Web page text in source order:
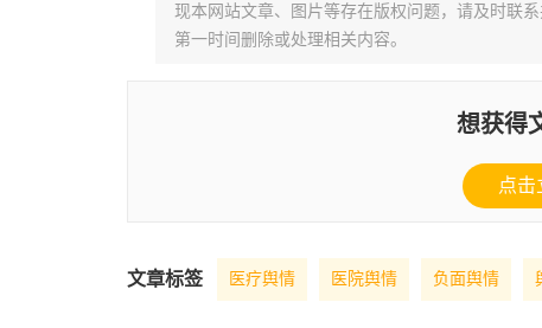
现本网站文章、图片等存在版权问题，请及时联系
第一时间删除或处理相关内容。
想获得
点击
文章标签 医疗舆情 医院舆情 负面舆情